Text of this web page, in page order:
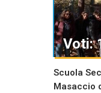
Scuola
Masaccio
Voti: